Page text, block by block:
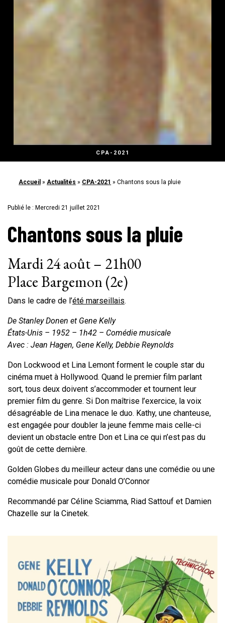
CPA-2021
Accueil » Actualités » CPA-2021 »Chantons sous la pluie
Publié le : Mercredi 21 juillet 2021
Chantons sous la pluie
Mardi 24 août – 21h00
Place Bargemon (2e)
Dans le cadre de l’été marseillais.
De Stanley Donen et Gene Kelly
États-Unis – 1952 – 1h42 – Comédie musicale
Avec : Jean Hagen, Gene Kelly, Debbie Reynolds
Don Lockwood et Lina Lemont forment le couple star du
cinéma muet à Hollywood. Quand le premier film parlant
sort, tous deux doivent s’accommoder et tournent leur
premier film du genre. Si Don maîtrise l’exercice, la voix
désagréable de Lina menace le duo. Kathy, une chanteuse,
est engagée pour doubler la jeune femme mais celle-ci
devient un obstacle entre Don et Lina ce qui n’est pas du
goût de cette dernière.
Golden Globes du meilleur acteur dans une comédie ou une
comédie musicale pour Donald O’Connor
Recommandé par Céline Sciamma, Riad Sattouf et Damien
Chazelle sur la Cinetek.